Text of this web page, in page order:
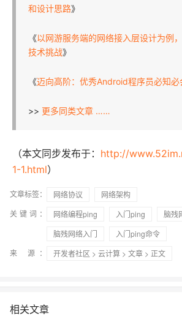
和设计思路》
《以网游服务端的网络接入层设计为例
技术挑战》
《迈向高阶：优秀Android程序员必知必
>> 更多同类文章 ……
（本文同步发布于： http://
1-1.html）
文章标签： 网络协议
网络架构
关键词：
网络编程ping 入门ping
脑残
脑残网络入门
入门ping命令
来 源：
开发者社区 > 云计算 > 文章 > 正文
相关文章